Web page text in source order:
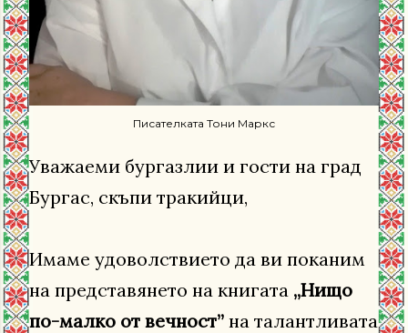
Писателката Тони Маркс
Уважаеми бургазлии и гости на град
Бургас, скъпи тракийци,
Имаме удоволствието да ви поканим
на представянето на книгата „Нищо
по-малко от вечност” на талантливата